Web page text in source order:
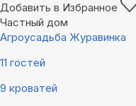
Добавить в Избранное
Частный дом
Агроусадьба Журавинка
11 гостей
9 кроватей